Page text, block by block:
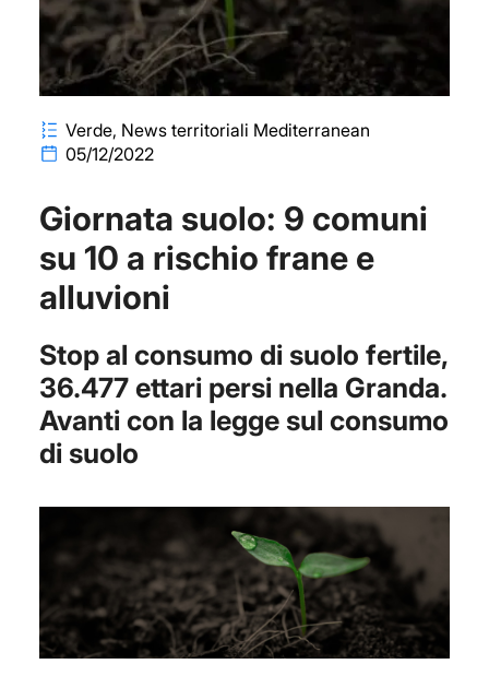
Verde News territoriali Mediterranean
05/12/2022
Giornata suolo: 9 comuni
su 10 a rischio frane e
alluvioni
Stop al consumo di suolo fertile,
36.477 ettari persi nella Granda.
Avanti con la legge sul consumo
di suolo